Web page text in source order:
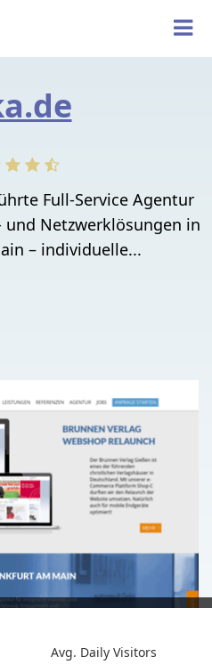
Full-Service Agentur
Netzwerklösungen in
– individuelle...
Avg. Daily Visitors